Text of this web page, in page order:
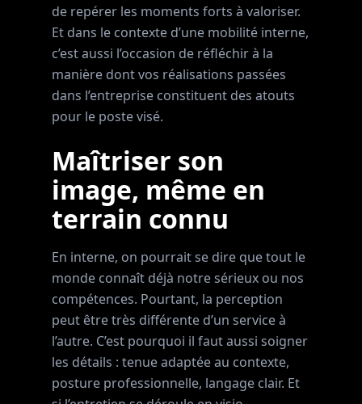
de repérer les moments forts à valoriser.
Et dans le contexte d’une mobilité interne,
c’est aussi l’occasion de réfléchir à la
manière dont vos réalisations passées
dans l’entreprise constituent des atouts
pour le poste visé.
Maîtriser son
image, même en
terrain connu
En interne, on pourrait se dire que tout le
monde connaît déjà notre sérieux ou nos
compétences. Pourtant, la perception
peut être très différente d’un service à
l’autre. C’est pourquoi il faut aussi soigner
les détails : tenue adaptée au contexte,
posture professionnelle, langage clair. Et